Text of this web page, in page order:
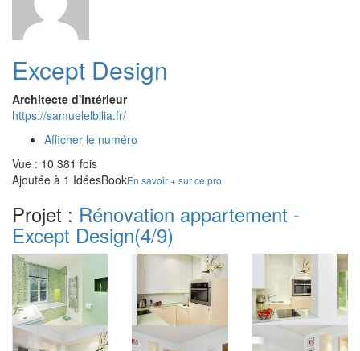
Except Design
Architecte d'intérieur
https://samuelelbilia.fr/
Afficher le numéro
Vue : 10 381 fois
Ajoutée à 1 IdéesBookEn savoir + sur ce pro
Projet : Rénovation appartement -
Except Design(4/9)